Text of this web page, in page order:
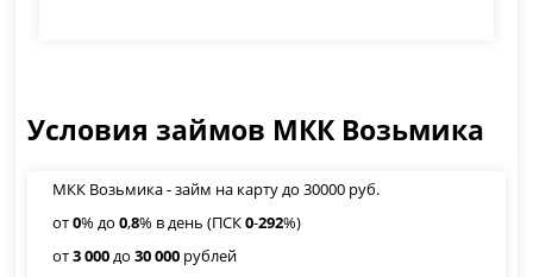
Условия займов МКК Возьмика
МКК Возьмика - займ на карту до 30000 руб.
от0% до0,8% в день (ПСК0-292%)
от3 000до30 000 рублей